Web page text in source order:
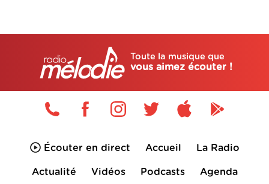
Toute la musique que
vous aimez écouter !
Écouter en direct Accueil La Radio
Actualité Vidéos Podcasts Agenda